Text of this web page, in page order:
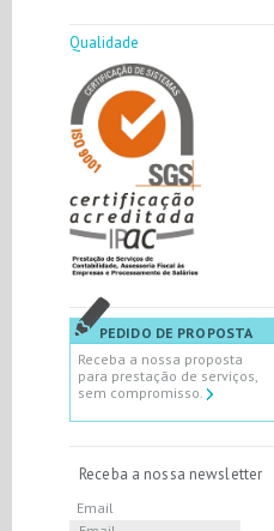
Qualidade
PEDIDO DE PROPOSTA
Receba a nossa proposta
para prestação de serviços,
sem compromisso.
Receba a nossa newsletter
Email